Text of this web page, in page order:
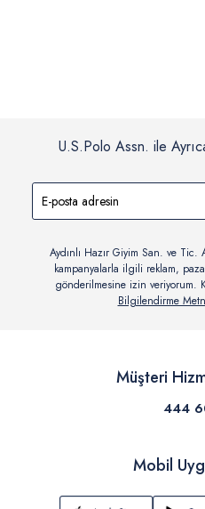
U.S.Polo Assn. ile
Aydınlı Hazır Giyim San. ve
kampanyalarla ilgili reklam,
gönderilmesine izin veriyorum.
Bilgilendirme
Müşteri
444
Mobil